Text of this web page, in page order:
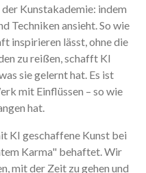
Kunstakademie: indem
Techniken ansieht. So wie
inspirieren lässt, ohne die
zu reißen, schafft KI
sie gelernt hat. Es ist
mit Einflüssen – so wie
hat.
KI geschaffene Kunst bei
Karma" behaftet. Wir
mit der Zeit zu gehen und